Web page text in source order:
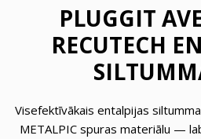
PLUGGIT
RECUTECH
Visefektīvākais entalpijas
METALPIC spuras materiālu —